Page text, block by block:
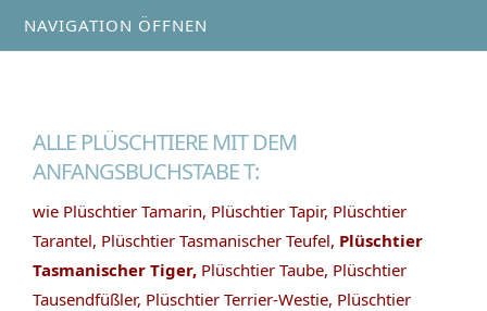
NAVIGATION ÖFFNEN
ALLE PLÜSCHTIERE MIT DEM
ANFANGSBUCHSTABE T:
wie Plüschtier Tamarin, Plüschtier Tapir, Plüschtier
Tarantel, Plüschtier Tasmanischer Teufel, Plüschtier
Tasmanischer Tiger, Plüschtier Taube, Plüschtier
Tausendfüßler, Plüschtier Terrier-Westie, Plüschtier